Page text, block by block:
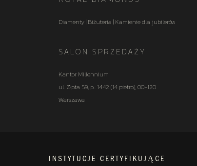
Diamenty | Biżuteria | Kamienie dla jubilerów
SALON SPRZEDAŻY
Kantor Millennium
ul. Złota 59, p.: 1442 (14 pietro), 00-120
Warszawa
INSTYTUCJE CERTYFIKUJĄCE